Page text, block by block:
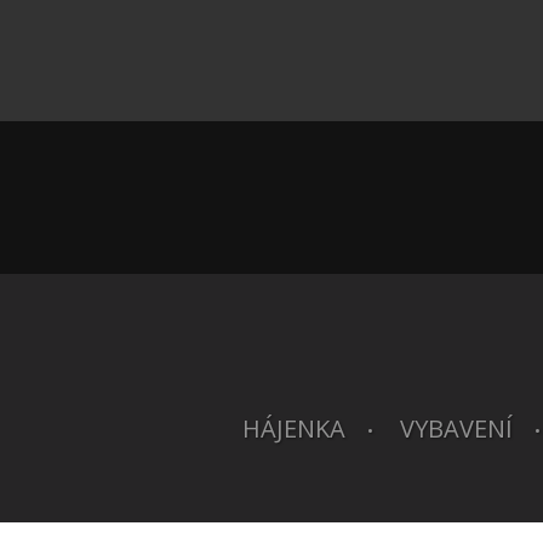
HÁJENKA VYBAVENÍ